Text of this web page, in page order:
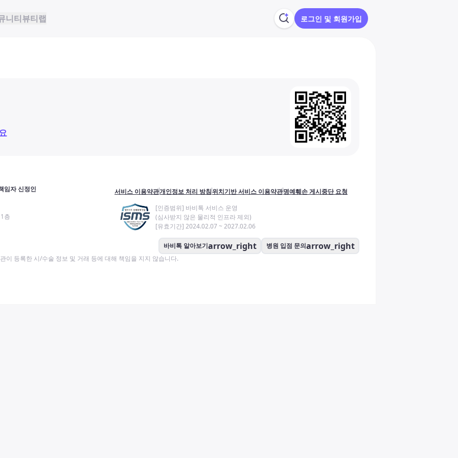
니티뷰티랩 로그인 및 회원가입
임자 신정인
층
서비스 이용약관개인정보 처리 방침위치기반 서비스 이용약관명예훼손 게시중단 요청
[인증범위] 바비톡 서비스 운영
(심사받지 않은 물리적 인프라 제외)
[유효기간] 2024.02.07 ~ 2027.02.06
바비톡 알아보기arrow_right 병원 입점 문의arrow_right
이 등록한 시/수술 정보 및 거래 등에 대해 책임을 지지 않습니다.